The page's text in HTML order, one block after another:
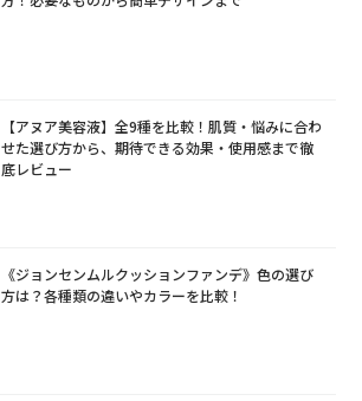
【アヌア美容液】全9種を比較！肌質・悩みに合わ
せた選び方から、期待できる効果・使用感まで徹
底レビュー
《ジョンセンムルクッションファンデ》色の選び
方は？各種類の違いやカラーを比較！